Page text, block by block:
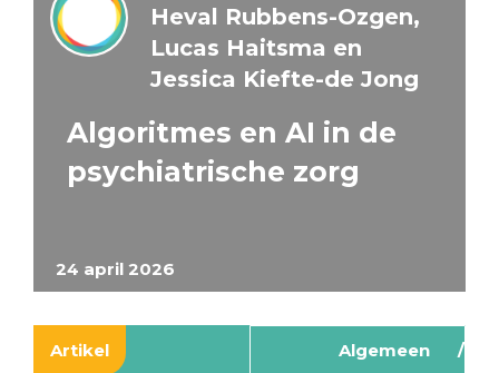
24 april 2026
Heval Rubbens-Ozgen,
Lucas Haitsma en
Jessica Kiefte-de Jong
Algoritmes en AI in de
psychiatrische zorg
Artikel Algemeen